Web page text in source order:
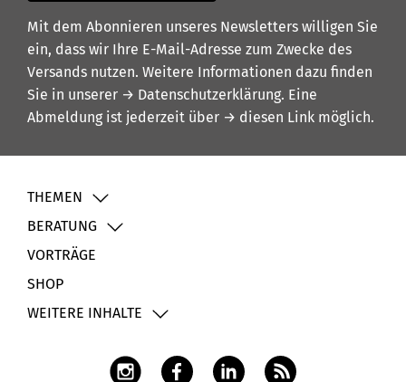
Mit dem Abonnieren unseres Newsletters willigen Sie
ein, dass wir Ihre E-Mail-Adresse zum Zwecke des
Versands nutzen. Weitere Informationen dazu finden
Sie in unserer → Datenschutzerklärung. Eine
Abmeldung ist jederzeit über → diesen Link möglich.
THEMEN
BERATUNG
VORTRÄGE
SHOP
WEITERE INHALTE